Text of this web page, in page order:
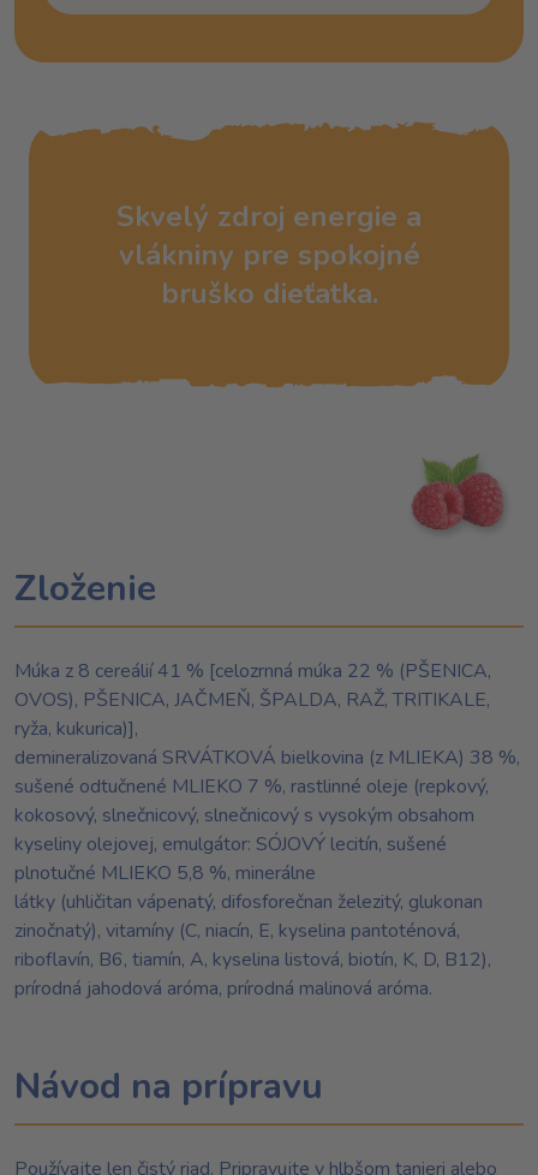
Skvelý zdroj energie a
vlákniny pre spokojné
bruško dieťatka.
Zloženie
Múka z 8 cereálií 41 % [celozrnná múka 22 % (PŠENICA,
OVOS), PŠENICA, JAČMEŇ, ŠPALDA, RAŽ, TRITIKALE,
ryža, kukurica)],
demineralizovaná SRVÁTKOVÁ bielkovina (z MLIEKA) 38 %,
sušené odtučnené MLIEKO 7 %, rastlinné oleje (repkový,
kokosový, slnečnicový, slnečnicový s vysokým obsahom
kyseliny olejovej, emulgátor: SÓJOVÝ lecitín, sušené
plnotučné MLIEKO 5,8 %, minerálne
látky (uhličitan vápenatý, difosforečnan železitý, glukonan
zinočnatý), vitamíny (C, niacín, E, kyselina pantoténová,
riboflavín, B6, tiamín, A, kyselina listová, biotín, K, D, B12),
prírodná jahodová aróma, prírodná malinová aróma.
Návod na prípravu
Používajte len čistý riad. Pripravujte v hlbšom tanieri alebo